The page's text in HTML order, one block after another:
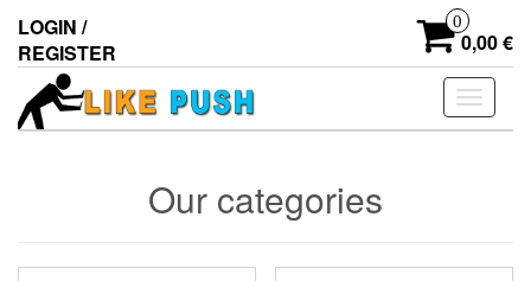
the
content
LOGIN /
REGISTER
0
0,00 €
Toggle
Our categories